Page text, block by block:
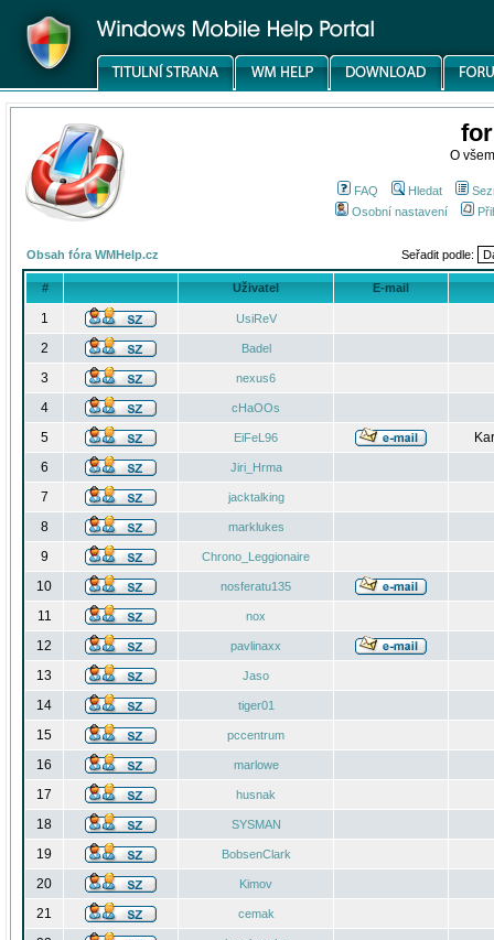
O
FAQ Hledat
Osobní nastavení
Obsah fóra WMHelp.cz Seřadit podle:
# Uživatel E-mail
1 UsiReV
2 Badel
3 nexus6
4 cHaOOs
5 EiFeL96
6
Jiri_Hrma
7 jacktalking
8 marklukes
9 Chrono_Leggionaire
10 nosferatu135
11 nox
12 pavlinaxx
13 Jaso
14 tiger01
15 pccentrum
16 marlowe
17 husnak
18 SYSMAN
19 BobsenClark
20 Kimov
21 cemak